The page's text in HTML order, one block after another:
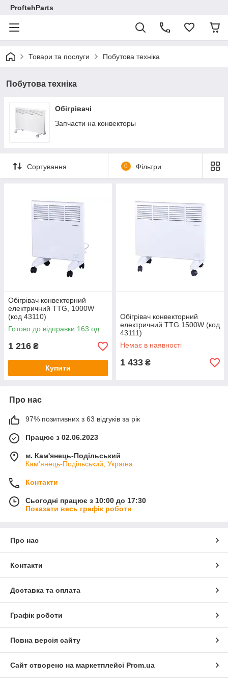
ProftehParts
Товари та послуги Побутова техніка
Побутова техніка
Обігрівачі
Запчасти на конвекторы
Сортування 0 Фільтри
Обігрівач конвекторний
електричний TTG, 1000W
(код 43110)
Готово до відправки 163 од.
1 216 ₴
Купити
Обігрівач конвекторний
електричний TTG 1500W (код
43111)
Немає в наявності
1 433 ₴
Про нас
97% позитивних з 63 відгуків за рік
Працює з 02.06.2023
м. Кам'янець-Подільський
Кам'янець-Подільський, Україна
Контакти
Сьогодні працює з 10:00 до 17:30
Показати весь графік роботи
Про нас
Контакти
Доставка та оплата
Графік роботи
Повна версія сайту
Сайт створено на маркетплейсі Prom.ua